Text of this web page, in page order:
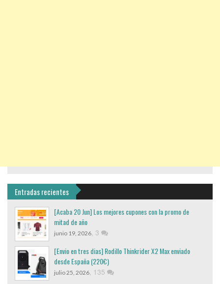
Entradas recientes
[Acaba 20 Jun] Los mejores cupones con la promo de
mitad de año
junio 19, 2026, 3
[Envio en tres dias] Rodillo Thinkrider X2 Max enviado
desde España (220€)
julio 25, 2026, 135